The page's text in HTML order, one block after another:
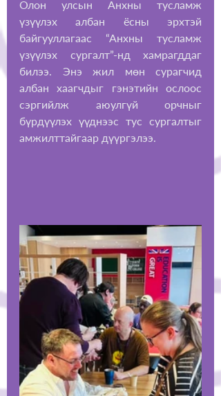
Олон улсын Анхны тусламж
үзүүлэх албан ёсны эрхтэй
байгууллагаас “Анхны тусламж
үзүүлэх сургалт”-нд хамрагддаг
билээ. Энэ жил мөн сурагчид
албан хаагчдыг гэнэтийн ослоос
сэргийлж аюулгүй орчныг
бүрдүүлэх үүднээс тус сургалтыг
амжилттайгаар дүүргэлээ.